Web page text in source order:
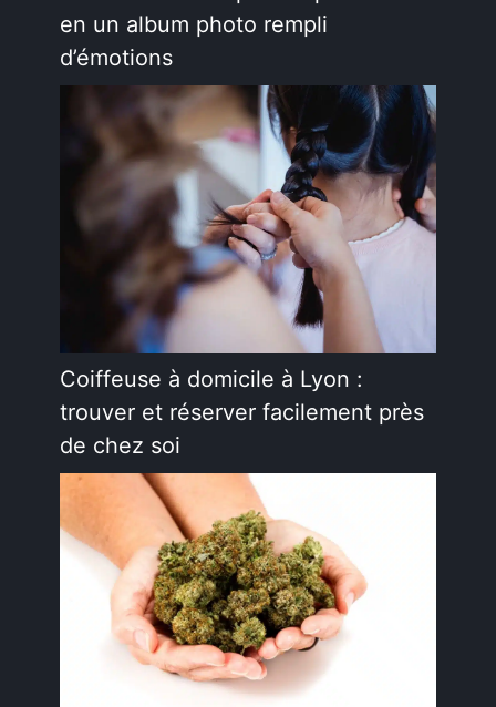
en un album photo rempli
d’émotions
Coiffeuse à domicile à Lyon :
trouver et réserver facilement près
de chez soi